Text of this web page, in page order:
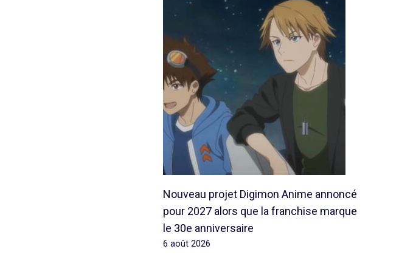
Nouveau projet Digimon Anime annoncé
pour 2027 alors que la franchise marque
le 30e anniversaire
6 août 2026